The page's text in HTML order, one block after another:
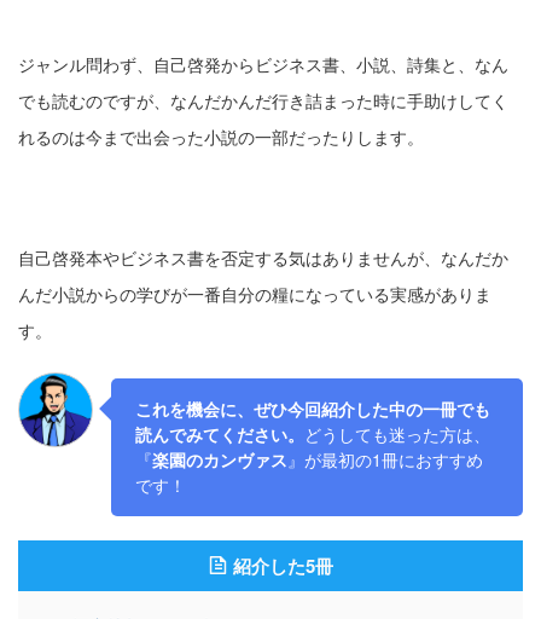
ジャンル問わず、自己啓発からビジネス書、小説、詩集と、なん
でも読むのですが、なんだかんだ行き詰まった時に手助けしてく
れるのは今まで出会った小説の一部だったりします。
自己啓発本やビジネス書を否定する気はありませんが、なんだか
んだ小説からの学びが一番自分の糧になっている実感がありま
す。
これを機会に、ぜひ今回紹介した中の一冊でも
読んでみてください。 どうしても迷った方は、
『楽園のカンヴァス』が最初の1冊におすすめ
です！
紹介した5冊